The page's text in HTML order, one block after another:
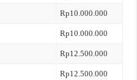
Rp10.000.000
Rp10.000.000
Rp12.500.000
Rp12.500.000